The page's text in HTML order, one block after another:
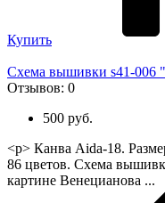
Купить
Схема вышивки s41-006
Отзывов: 0
500 руб.
<p> Канва Aida-18.
86 цветов. Схема
картине Венецианова ...